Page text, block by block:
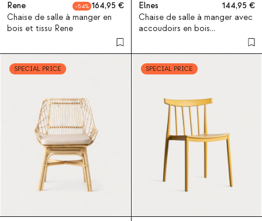
Rene 54
164,95
Chaise de salle à manger en
bois et tissu Rene
Elnes
144,95
Chaise de salle à manger avec
accoudoirs en bois
SPECIAL PRICE SPECIAL PRICE